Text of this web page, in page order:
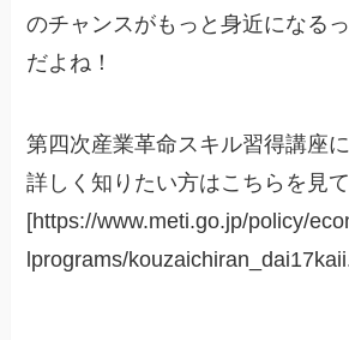
のチャンスがもっと身近になる
だよね！
第四次産業革命スキル習得講座
詳しく知りたい方はこちらを見て
[https://www.meti.go.jp/policy/
lprograms/